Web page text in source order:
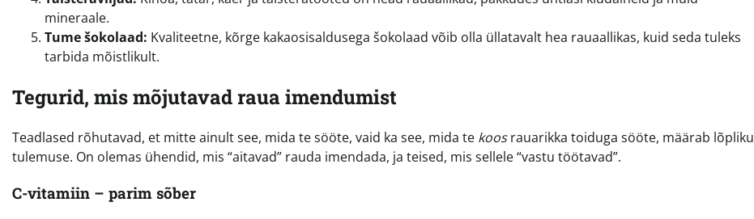
mineraale.
Tume šokolaad: Kvaliteetne, kõrge kakaosisaldusega šokolaad võib olla üllatavalt hea rauaallikas, kuid seda tuleks
tarbida mõistlikult.
Tegurid, mis mõjutavad raua imendumist
Teadlased rõhutavad, et mitte ainult see, mida te sööte, vaid ka see, mida te koosrauarikka toiduga sööte, määrab lõpliku
tulemuse. On olemas ühendid, mis “aitavad” rauda imendada, ja teised, mis sellele “vastu töötavad”.
C-vitamiin – parim sõber